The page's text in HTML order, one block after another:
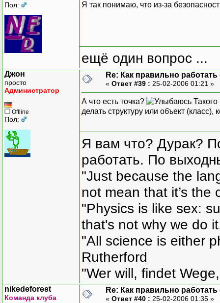
Пол:
Я так понимаю, что из-за
ещё один вопрос ...
Джон
просто
Администратор
Offline
Пол:
Re: Как правильно
« Ответ #39 : 25-02-2006 01:21 »
А что есть точка?
делать структуру или объект
Я вам что? Дурак?
работать. По
"Just because the
not mean that it’s the
"Physics is like sex:
that's not why we do
"All science is either
Rutherford
"Wer will, findet
nikedeforest
Команда клуба
Re: Как правильно
« Ответ #40 : 25-02-2006 01:35 »